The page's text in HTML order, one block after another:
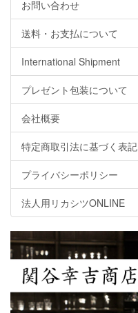
お問い合わせ
送料・お支払について
International Shipment
プレゼント包装について
会社概要
特定商取引法に基づく表記
プライバシーポリシー
法人用リカシツONLINE